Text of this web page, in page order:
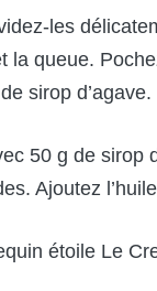
les
la queue.
sirop d’agave.
50 g de sirop
Ajoutez
étoile Le